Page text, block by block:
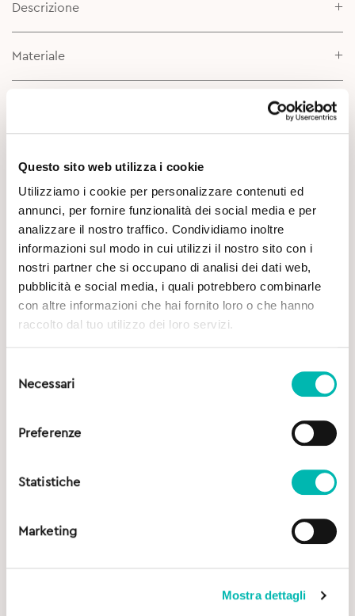
Questo sito web utilizza i cookie
Utilizziamo i cookie per personalizzare contenuti ed
annunci, per fornire funzionalità dei social media e per
analizzare il nostro traffico. Condividiamo inoltre
informazioni sul modo in cui utilizzi il nostro sito con i
nostri partner che si occupano di analisi dei dati web,
pubblicità e social media, i quali potrebbero combinarle
con altre informazioni che hai fornito loro o che hanno
raccolto dal tuo utilizzo dei loro servizi.
delNecessari
Preferenze
Statistiche
Marketing
Mostra dettagli
Descrizione
Materiale
Potrebbe Interessarti